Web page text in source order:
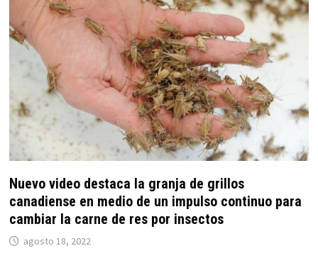
Nuevo video destaca la granja de grillos
canadiense en medio de un impulso continuo para
cambiar la carne de res por insectos
agosto 18, 2022